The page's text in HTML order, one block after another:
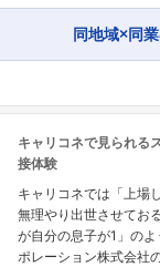
同地域×同
キャリコネで見られる
接体験
キャリコネでは「上場
無理やり出世させてお
が自分の息子が1」の
ポレーション株式会社